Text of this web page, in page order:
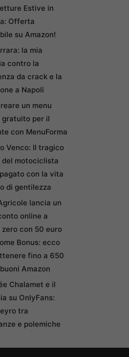
Estive in
Offerta
su Amazon!
la mia
contro la
da crack e la
a Napoli
un menu
gratuito per il
con MenuForma
Venco: Il tragico
del motociclista
con la vita
di gentilezza
lancia un
online a
zero con 50 euro
Bonus: ecco
fino a 650
Amazon
Chalamet e il
su OnlyFans:
tra
e polemiche